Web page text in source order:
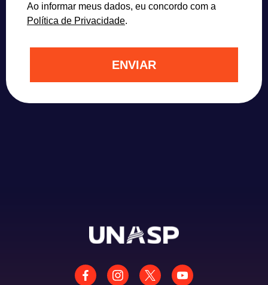
Ao informar meus dados, eu concordo com a
Política de Privacidade.
ENVIAR